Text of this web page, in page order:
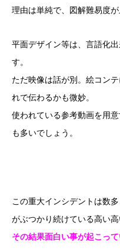
理由は単純で、図解難易度が
平面デザイン等は、言語化
す。
ただ映像は話が別。絵コン
れで伝わるかも微妙。
使われている参考動画を用
も多いでしょう。
この重大インシデントは数
がぶつかり続けている高い高
その結果面白い事が起こって